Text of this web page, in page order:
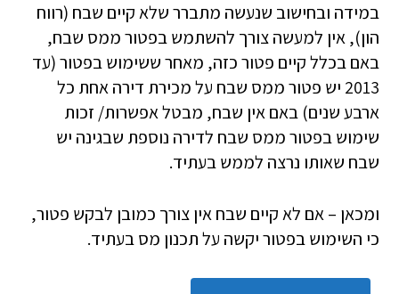
במידה ובחישוב שנעשה מתברר שלא קיים שבח (רווח
הון), אין למעשה צורך להשתמש בפטור ממס שבח,
באם בכלל קיים פטור כזה, מאחר ששימוש בפטור (עד
2013 יש פטור ממס שבח על מכירת דירה אחת כל
ארבע שנים) באם אין שבח, מבטל אפשרות/ זכות
שימוש בפטור ממס שבח לדירה נוספת שבגינה יש
שבח שאותו נרצה לממש בעתיד.
ומכאן – אם לא קיים שבח אין צורך כמובן לבקש פטור,
כי השימוש בפטור יקשה על תכנון מס בעתיד.